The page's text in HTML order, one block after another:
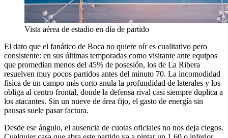
Vista aérea de estadio en día de partido
El dato que el fanático de Boca no quiere oír es cualitativo pero
consistente: en sus últimas temporadas como visitante ante equipos
que promedian menos del 45% de posesión, los de La Ribera
resuelven muy pocos partidos antes del minuto 70. La incomodidad
física de un campo más corto anula la profundidad de laterales y los
obliga al centro frontal, donde la defensa rival casi siempre duplica a
los atacantes. Sin un nueve de área fijo, el gasto de energía sin
pausas suele pasar factura.
Desde ese ángulo, el ausencia de cuotas oficiales no nos deja ciegos.